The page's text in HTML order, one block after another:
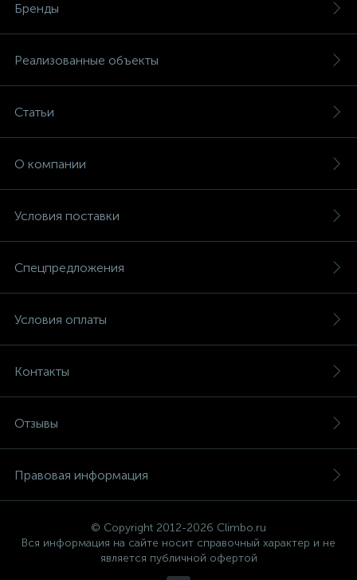
Бренды
Реализованные объекты
Статьи
О компании
Условия поставки
Спецпредложения
Условия оплаты
Контакты
Отзывы
Правовая информация
© Copyright 2012-2026 Climbo.ru
Вся информация на сайте носит справочный характер и не
является публичной офертой